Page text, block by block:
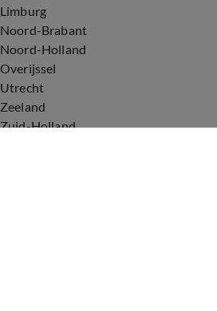
Limburg
Noord-Brabant
Noord-Holland
Overijssel
Utrecht
Zeeland
Zuid-Holland